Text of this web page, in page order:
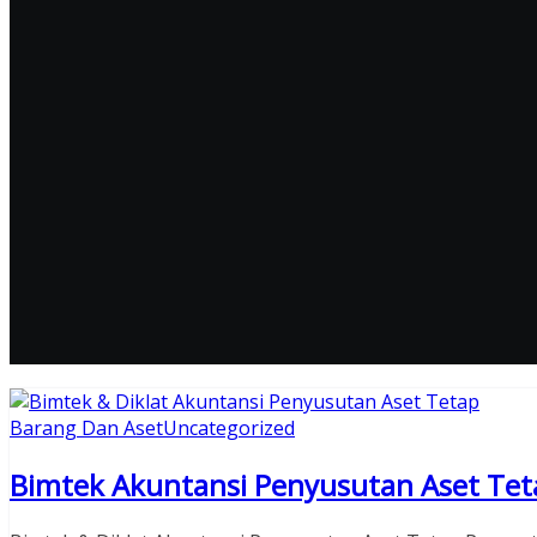
Barang Dan AsetUncategorized
Bimtek Akuntansi Penyusutan Aset